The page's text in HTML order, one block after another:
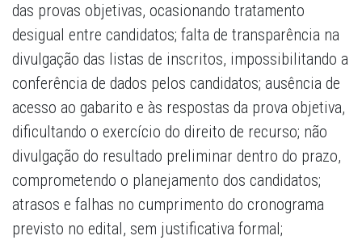
das provas objetivas, ocasionando tratamento
desigual entre candidatos; falta de transparência na
divulgação das listas de inscritos, impossibilitando a
conferência de dados pelos candidatos; ausência de
acesso ao gabarito e às respostas da prova objetiva,
dificultando o exercício do direito de recurso; não
divulgação do resultado preliminar dentro do prazo,
comprometendo o planejamento dos candidatos;
atrasos e falhas no cumprimento do cronograma
previsto no edital, sem justificativa formal;